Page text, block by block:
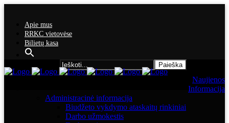
Apie mus
RRKC vietovėse
Bilietų kasa
Naujienos
Informacija
Administracinė informacija
Biudžeto vykdymo ataskaitų rinkiniai
Darbo užmokestis